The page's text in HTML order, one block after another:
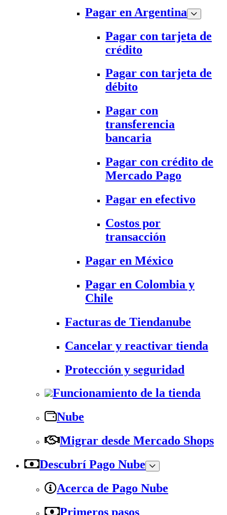
Pagar en Argentina
Pagar con tarjeta de
crédito
Pagar con tarjeta de
débito
Pagar con
transferencia
bancaria
Pagar con crédito de
Mercado Pago
Pagar en efectivo
Costos por
transacción
Pagar en México
Pagar en Colombia y
Chile
Facturas de Tiendanube
Cancelar y reactivar tienda
Protección y seguridad
Funcionamiento de la tienda
Nube
Migrar desde Mercado Shops
Descubrí Pago Nube
Acerca de Pago Nube
Primeros pasos